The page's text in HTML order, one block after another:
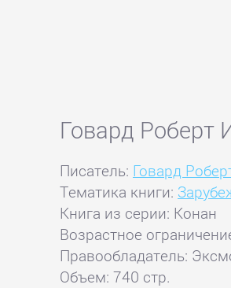
Говард Роберт
Писатель: Говард
Тематика книги:
Книга из серии: Конан
Возрастное
Правообладатель:
Объем: 740 стр.